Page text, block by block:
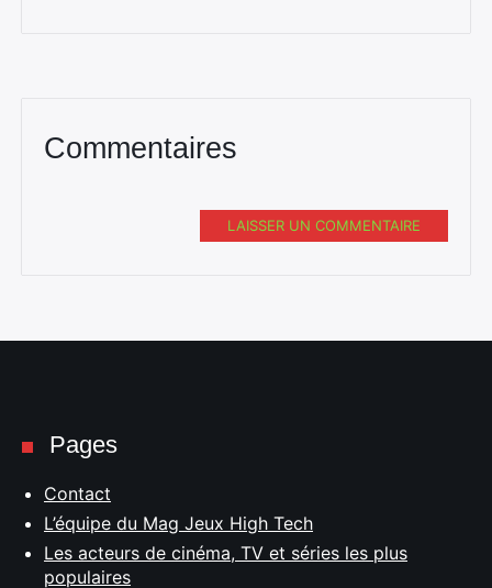
Commentaires
LAISSER UN COMMENTAIRE
Pages
Contact
L’équipe du Mag Jeux High Tech
Les acteurs de cinéma, TV et séries les plus
populaires